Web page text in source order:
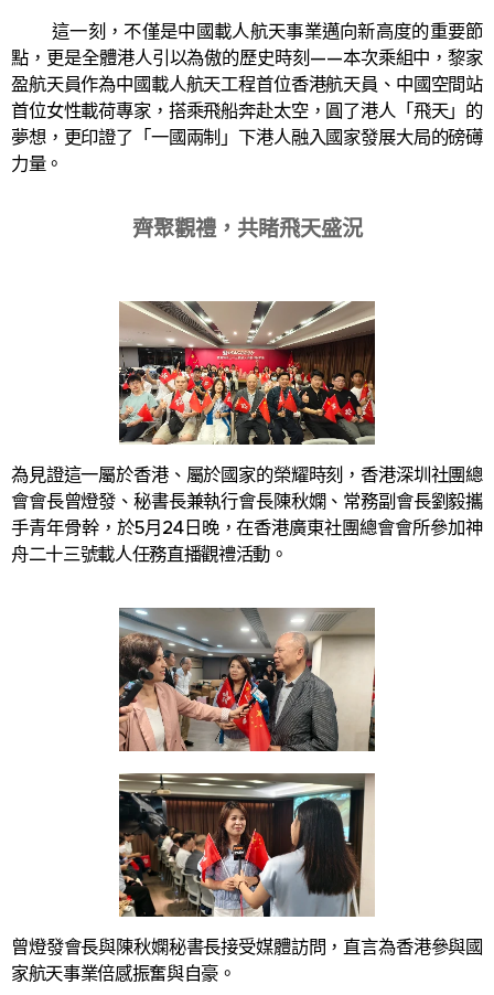
這一刻，不僅是中國載人航天事業邁向新高度的重要節
點，更是全體港人引以為傲的歷史時刻——本次乘組中，黎家
盈航天員作為中國載人航天工程首位香港航天員、中國空間站
首位女性載荷專家，搭乘飛船奔赴太空，圓了港人「飛天」的
夢想，更印證了「一國兩制」下港人融入國家發展大局的磅礡
力量。
齊聚觀禮，共睹飛天盛況
為見證這一屬於香港、屬於國家的榮耀時刻，香港深圳社團總
會會長曾燈發、秘書長兼執行會長陳秋嫻、常務副會長劉毅攜
手青年骨幹，於5月24日晚，在香港廣東社團總會會所參加神
舟二十三號載人任務直播觀禮活動。
曾燈發會長與陳秋嫻秘書長接受媒體訪問，直言為香港參與國
家航天事業倍感振奮與自豪。